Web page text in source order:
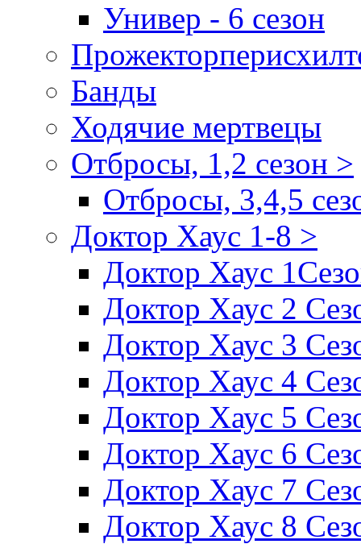
Универ - 6 сезон
Банды
Ходячие мертвецы
Отбросы, 1,2 сезон >
Отбросы, 3,4,5
Доктор Хаус 1-8 >
Доктор Хаус
Доктор Хаус 2
Доктор Хаус 3
Доктор Хаус 4
Доктор Хаус 5
Доктор Хаус 6
Доктор Хаус 7
Доктор Хаус 8